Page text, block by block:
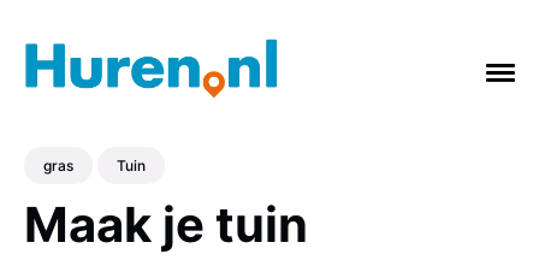
gras Tuin
Maak je tuin
ONDERWERPEN